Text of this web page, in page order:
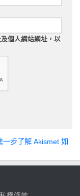
個人網站網址，以
一步了解 Akismet 如